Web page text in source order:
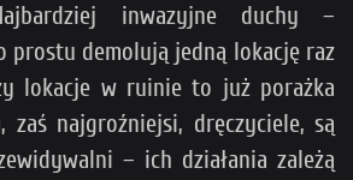
inwazyjne duchy –
prostu demolują jedną lokację raz
lokacje w ruinie to już porażka
zaś najgroźniejsi, dręczyciele, są
– ich działania zależą